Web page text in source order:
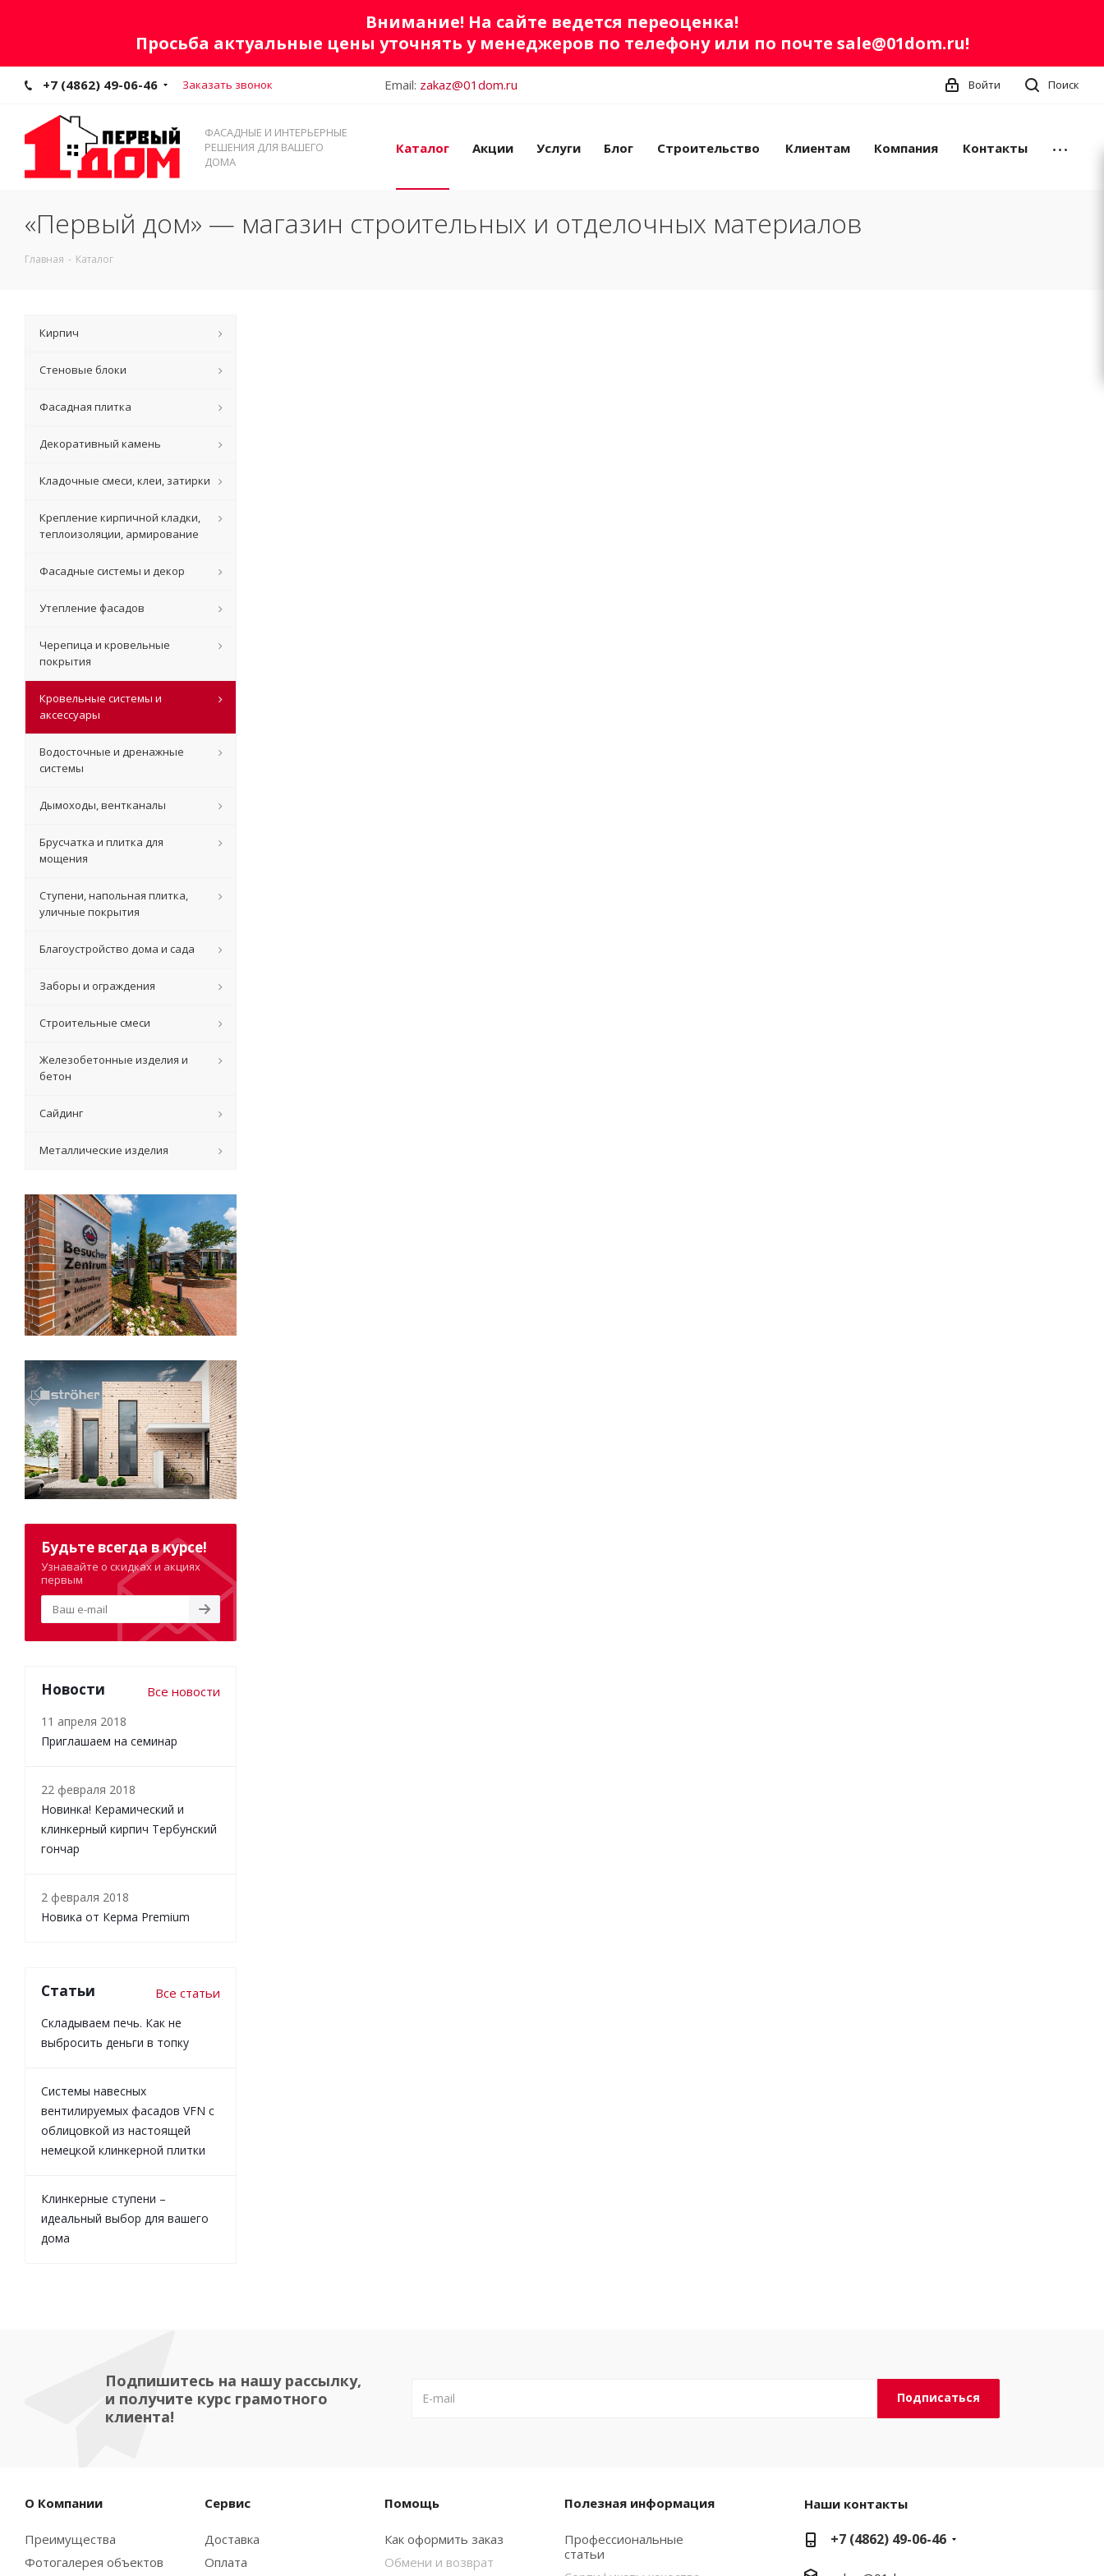
Внимание! На сайте ведется переоценка!
Просьба актуальные цены уточнять у менеджеров по телефону или по почте sale@01dom.ru!
+7 (4862) 49-06-46 Заказать звонок Email: zakaz@01dom.ru Поиск
Войти
ФАСАДНЫЕ И ИНТЕРЬЕРНЫЕ
РЕШЕНИЯ ДЛЯ ВАШЕГО
ДОМА
Каталог Акции Услуги Блог Строительство Клиентам Компания Контакты
«Первый дом» — магазин строительных и отделочных материалов
Главная - Каталог
Кирпич
Стеновые блоки
Фасадная плитка
Декоративный камень
Кладочные смеси, клеи, затирки
Крепление кирпичной кладки,
теплоизоляции, армирование
Фасадные системы и декор
Утепление фасадов
Черепица и кровельные
покрытия
Кровельные системы и
аксессуары
Водосточные и дренажные
системы
Дымоходы, вентканалы
Брусчатка и плитка для
мощения
Ступени, напольная плитка,
уличные покрытия
Благоустройство дома и сада
Заборы и ограждения
Строительные смеси
Железобетонные изделия и
бетон
Сайдинг
Металлические изделия
Будьте всегда в курсе!
Узнавайте о скидках и акциях
первым
Новости Все новости
11 апреля 2018
Приглашаем на семинар
22 февраля 2018
Новинка! Керамический и
клинкерный кирпич Тербунский
гончар
2 февраля 2018
Новика от Керма Premium
Статьи Все статьи
Складываем печь. Как не
выбросить деньги в топку
Системы навесных
вентилируемых фасадов VFN с
облицовкой из настоящей
немецкой клинкерной плитки
Клинкерные ступени –
идеальный выбор для вашего
дома
Подпишитесь на нашу рассылку,
и получите курс грамотного
клиента!
О Компании
Преимущества
Фотогалерея объектов
Сервис
Доставка
Оплата
Помощь
Как оформить заказ
Обмени и возврат
Полезная информация
Профессиональные
статьи
Наши контакты
+7 (4862) 49-06-46